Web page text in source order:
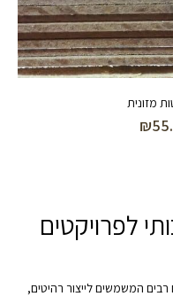
מזונית
₪
לפרויקטים
רבים המשמשים לייצור רהיטים,